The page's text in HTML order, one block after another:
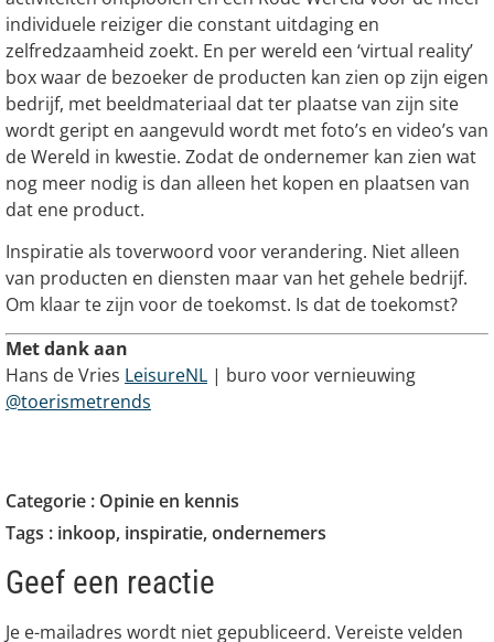
individuele reiziger die constant uitdaging en
zelfredzaamheid zoekt. En per wereld een ‘virtual reality’
box waar de bezoeker de producten kan zien op zijn eigen
bedrijf, met beeldmateriaal dat ter plaatse van zijn site
wordt geript en aangevuld wordt met foto’s en video’s van
de Wereld in kwestie. Zodat de ondernemer kan zien wat
nog meer nodig is dan alleen het kopen en plaatsen van
dat ene product.
Inspiratie als toverwoord voor verandering. Niet alleen
van producten en diensten maar van het gehele bedrijf.
Om klaar te zijn voor de toekomst. Is dat de toekomst?
Met dank aan
Hans de Vries LeisureNL | buro voor vernieuwing
@toerismetrends
Categorie : Opinie en kennis
Tags : inkoop, inspiratie,ondernemers
Geef een reactie
Je e-mailadres wordt niet gepubliceerd. Vereiste velden